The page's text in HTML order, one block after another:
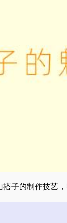
子的制作技艺